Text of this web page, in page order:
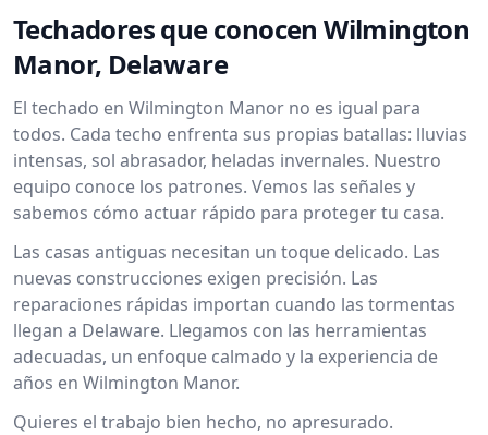
Techadores que conocen Wilmington
Manor, Delaware
El techado en Wilmington Manor no es igual para
todos. Cada techo enfrenta sus propias batallas: lluvias
intensas, sol abrasador, heladas invernales. Nuestro
equipo conoce los patrones. Vemos las señales y
sabemos cómo actuar rápido para proteger tu casa.
Las casas antiguas necesitan un toque delicado. Las
nuevas construcciones exigen precisión. Las
reparaciones rápidas importan cuando las tormentas
llegan a Delaware. Llegamos con las herramientas
adecuadas, un enfoque calmado y la experiencia de
años en Wilmington Manor.
Quieres el trabajo bien hecho, no apresurado.